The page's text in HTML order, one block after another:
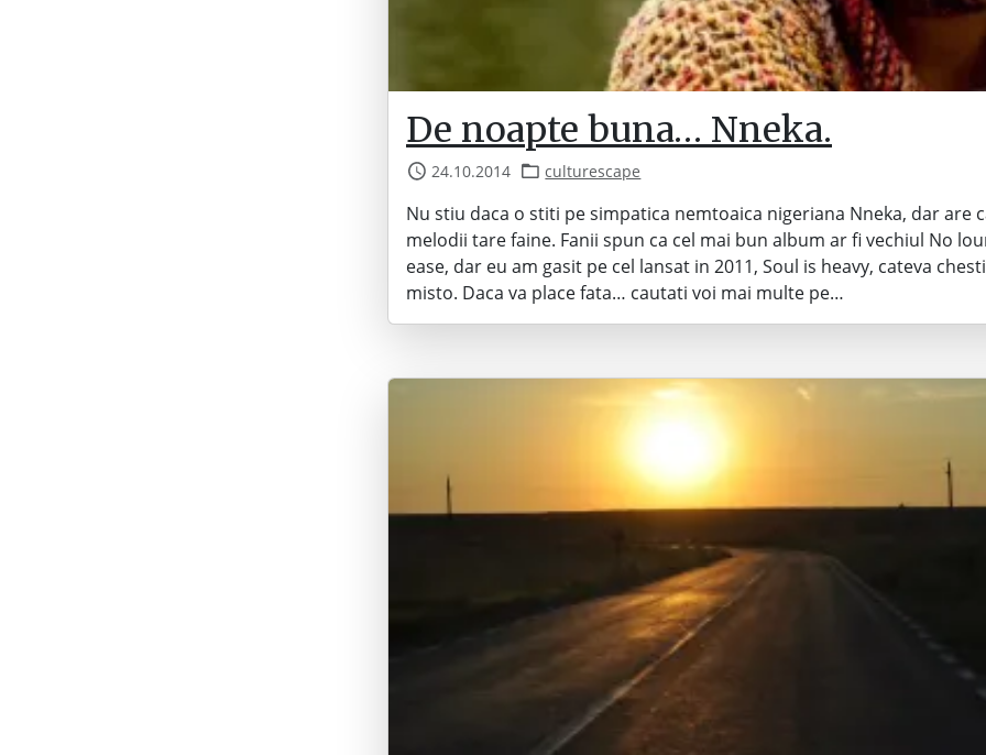
De noapte buna… Nneka.
24.10.2014 culturescape
Nu stiu daca o stiti pe simpatica nemtoaica nigeriana Nneka, dar are
melodii tare faine. Fanii spun ca cel mai bun album ar fi vechiul No
ease, dar eu am gasit pe cel lansat in 2011, Soul is heavy, cateva
misto. Daca va place fata… cautati voi mai multe pe…